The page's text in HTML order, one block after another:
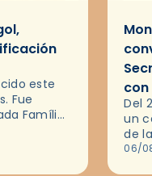
este
Fue
Família
Del
un
de
en
06/